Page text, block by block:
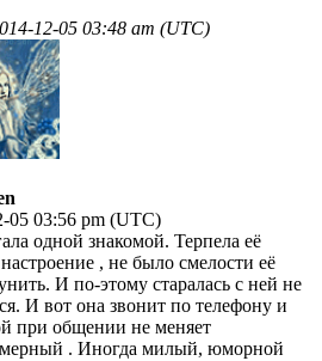
12-05 03:48 am (UTC)
05 03:56 pm (UTC)
одной знакомой. Терпела её
, не было смелости её
И по-этому старалась с ней не
И вот она звонит по телефону и
при общении не меняет
. Иногда милый, юморной